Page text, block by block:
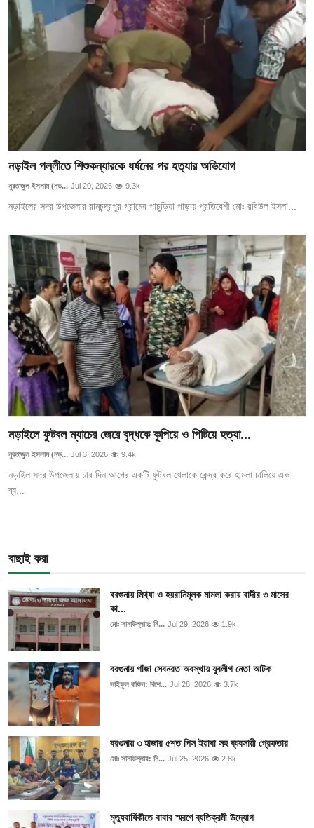
নড়াইল পল্লীতে শিশুকন্যারকে ধর্ষনের পর হত্যার অভিযোগ
নুরতাজুল ইসলাম (নড়... Jul 20, 2026 9.3k
নড়াইলের সদর উপজেলার রামচন্দ্রপুর গ্রামের পাচুড়িয়া পাড়ায় প্রতিবেশী মোঃ রবিউল ইসলা...
নড়াইলে ফুটবল ম্যাচের জেরে বৃদ্ধকে কুপিয়ে ও পিটিয়ে হত্যা...
নুরতাজুল ইসলাম (নড়... Jul 3, 2026 9.4k
নড়াইল সদর উপজেলায় চার দিন আগের একটি ফুটবল খেলাকে কেন্দ্র করে হামলা চালিয়ে এক
ব্য...
বাছাই করা
বরগুনায় মিথ্যা ও হয়রানিমূলক মামলা করায় বাদীর ৩ মাসের
কা...
মোঃ সানাউল্লাহ: নি... Jul 29, 2026 1.9k
বরগুনায় গাঁজা সেবনরত অবস্থায় যুবলীগ নেতা আটক
সাইফুল রাফিন: বিশে... Jul 28, 2026 3.7k
বরগুনায় ৩ হাজার ৫শত পিস ইয়াবা সহ ব্যবসায়ী গ্রেফতার
মোঃ সানাউল্লাহ: নি... Jul 25, 2026 2.8k
মৃত্যুবার্ষিকীতে বাবার স্মরণে ব্যতিক্রমী উদ্যোগ